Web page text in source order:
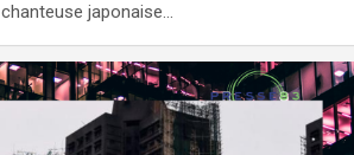
japonaise…